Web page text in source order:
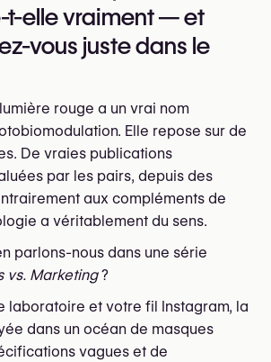
t-elle vraiment — et
vous juste dans le
rouge a un vrai nom
Elle repose sur de
De vraies publications
par les pairs, depuis des
aux compléments de
a véritablement du sens.
parlons-nous dans une série
vs. Marketing?
laboratoire et votre fil Instagram, la
dans un océan de masques
vagues et de